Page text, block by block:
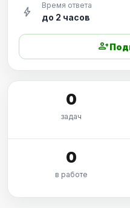
bolt Время ответа
до 2 часов
person_add
0
задач
0
в работе